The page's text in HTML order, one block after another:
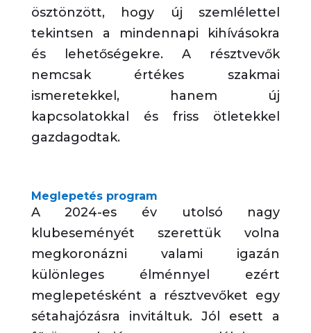
ösztönzött, hogy új szemlélettel
tekintsen a mindennapi kihívásokra
és lehetőségekre. A résztvevők
nemcsak értékes szakmai
ismeretekkel, hanem új
kapcsolatokkal és friss ötletekkel
gazdagodtak.
Meglepetés program
A 2024-es év utolsó nagy
klubeseményét szerettük volna
megkoronázni valami igazán
különleges élménnyel ezért
meglepetésként a résztvevőket egy
sétahajózásra invitáltuk. Jól esett a